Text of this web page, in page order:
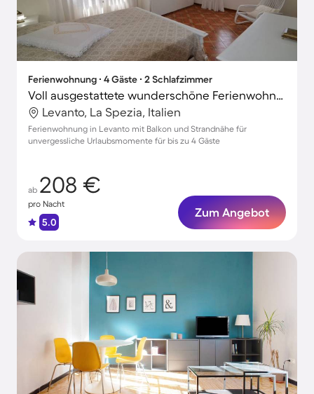
Ferienwohnung ∙ 4 Gäste ∙ 2 Schlafzimmer
Voll ausgestattete wunderschöne Ferienwohnung mit Terrasse | Neben dem Strand
Levanto, La Spezia, Italien
Ferienwohnung in Levanto mit Balkon und Strandnähe für
unvergessliche Urlaubsmomente für bis zu 4 Gäste
ab 208 €
pro Nacht
5.0
Zum Angebot